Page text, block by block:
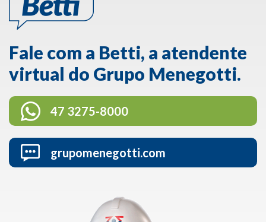
Fale com a Betti, a atendente
virtual do Grupo Menegotti.
47 3275-8000
grupomenegotti.com